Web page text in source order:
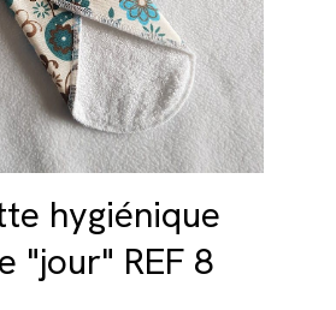
hygiénique
"jour" REF 8